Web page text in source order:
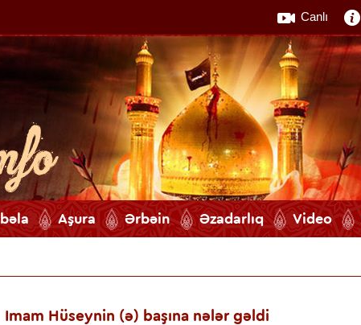
Canlı
Aşura Ərbəin Əzadarlıq Video
İmam Hüseynin (ə) başına nələr gəldi